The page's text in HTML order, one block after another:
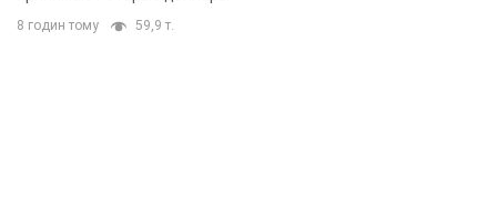
8 годин тому 59,9 т.